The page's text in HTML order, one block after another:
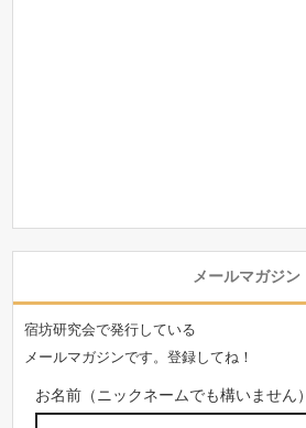
メールマガジン
宿坊研究会で発行している
メールマガジンです。登録してね！
お名前（ニックネームでも構いません）